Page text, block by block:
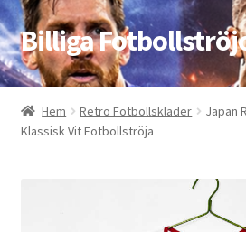
Hoppa
till
navigering
Hoppa
till
innehåll
Billiga
Hem
Bloggar
Hem Retro Fotbollskläder
Japan
Klassisk Vit Fotbollströja